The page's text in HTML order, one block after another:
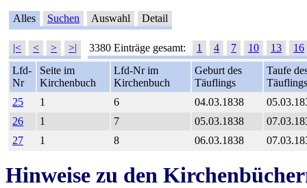
Alles Suchen Auswahl Detail
|< < > >| 3380 Einträge gesamt: 1 4 7 10 13
16
Lfd-
Nr
Seite im
Kirchenbuch
Lfd-Nr im
Kirchenbuch
Geburt des
Täuflings
Taufe
Täuflings
25
1 6 04.03.1838
26
1 7 05.03.1838
27
1 8 06.03.1838
Hinweise zu den